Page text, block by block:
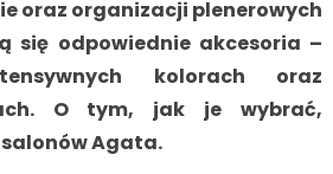
oraz organizacji plenerowych
się odpowiednie akcesoria –
kolorach oraz
O tym, jak je wybrać,
Agata.